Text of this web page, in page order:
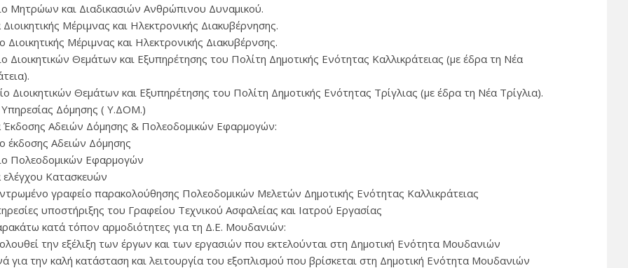
Μητρώων και Διαδικασιών Ανθρώπινου Δυναμικού.
Μέριμνας και Ηλεκτρονικής Διακυβέρνησης.
Διοικητικής Μέριμνας και Ηλεκτρονικής Διακυβέρνσης.
Διοικητικών Θεμάτων και Εξυπηρέτησης του Πολίτη Δημοτικής Ενότητας Καλλικράτειας (με έδρα τη Νέα
Διοικητικών Θεμάτων και Εξυπηρέτησης του Πολίτη Δημοτικής Ενότητας Τρίγλιας (με έδρα τη Νέα Τρίγλια).
Δόμησης ( Υ.ΔΟΜ.)
Έκδοσης Αδειών Δόμησης & Πολεοδομικών Εφαρμογών:
έκδοσης Αδειών Δόμησης
Πολεοδομικών Εφαρμογών
Κατασκευών
γραφείο παρακολούθησης Πολεοδομικών Μελετών Δημοτικής Ενότητας Καλλικράτειας
υποστήριξης του Γραφείου Τεχνικού Ασφαλείας και Ιατρού Εργασίας
κατά τόπον αρμοδιότητες για τη Δ.Ε. Μουδανιών:
την εξέλιξη των έργων και των εργασιών που εκτελούνται στη Δημοτική Ενότητα Μουδανιών
για την καλή κατάσταση και λειτουργία του εξοπλισμού που βρίσκεται στη Δημοτική Ενότητα Μουδανιών